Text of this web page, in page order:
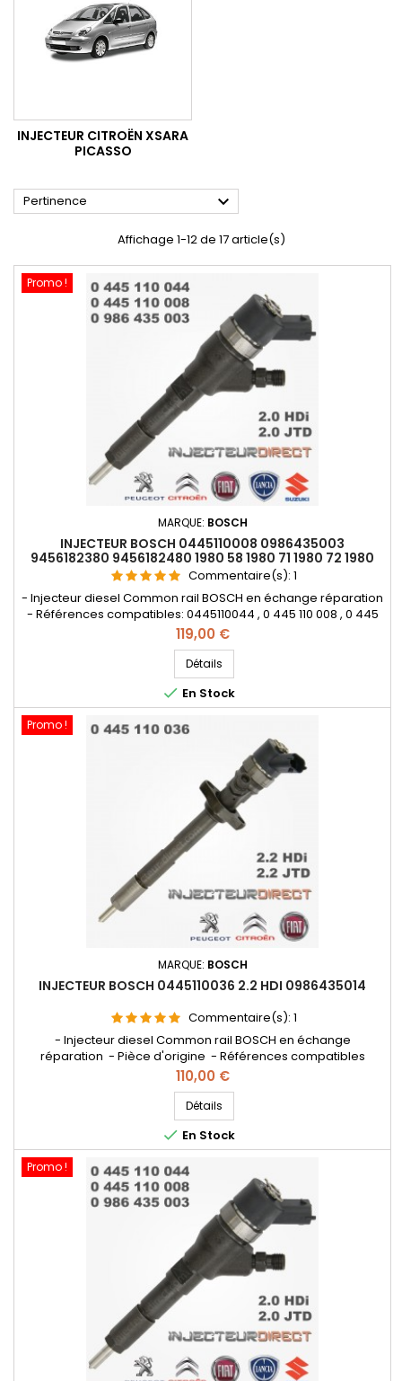
INJECTEUR CITROËN XSARA
PICASSO
Pertinence 
Affichage 1-12 de 17 article(s)
Promo !
MARQUE: BOSCH
INJECTEUR BOSCH 0445110008 0986435003
9456182380 9456182480 1980 58 1980 71 1980 72 1980
93 1980 CK
Commentaire(s): 1
- Injecteur diesel Common rail BOSCH en échange réparation
- Références compatibles: 0445110044 , 0 445 110 008 , 0 445
110 044 , 0986435003 , 1980 58 , 1980 71 , 1980 72 , 1980 93 , 1980
CK , 96 255 425 , 96 375 360 , 96 408 953 , 9456182380 ,
9456182480 - Pour motorisation Peugeot Citroen PSA 2.0 HDI ,
Fiat 2.0JTD Pièce d'origine
Prix
119,00 €
Détails
 En Stock
Promo !
MARQUE: BOSCH
INJECTEUR BOSCH 0445110036 2.2 HDI 0986435014
Commentaire(s): 1
- Injecteur diesel Common rail BOSCH en échange
réparation - Pièce d'origine - Références compatibles
: 9653344880 , 0986435013 , 0986435014 , 0 445 110 036 , 96
533 448 80 , 0 986 435 014 , 0 986 435 015 - Pour motorisation
Peugeot Citroen PSA 2.2 HDi et 2.2 JTD
Prix
110,00 €
Détails
 En Stock
Promo !